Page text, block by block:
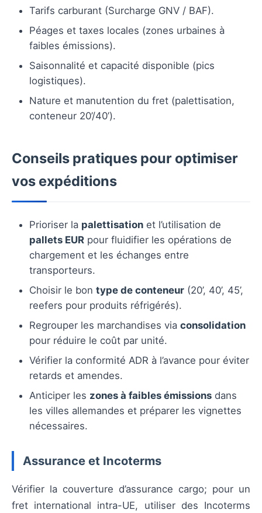
Tarifs carburant (Surcharge GNV / BAF).
Péages et taxes locales (zones urbaines à
faibles émissions).
Saisonnalité et capacité disponible (pics
logistiques).
Nature et manutention du fret (palettisation,
conteneur 20’/40’).
Conseils pratiques pour optimiser
vos expéditions
Prioriser la palettisation et l’utilisation de
pallets EUR pour fluidifier les opérations de
chargement et les échanges entre
transporteurs.
Choisir le bon type de conteneur (20’, 40’, 45’,
reefers pour produits réfrigérés).
Regrouper les marchandises via consolidation
pour réduire le coût par unité.
Vérifier la conformité ADR à l’avance pour éviter
retards et amendes.
Anticiper les zones à faibles émissions dans
les villes allemandes et préparer les vignettes
nécessaires.
Assurance et Incoterms
Vérifier la couverture d’assurance cargo; pour un
fret international intra-UE, utiliser des Incoterms